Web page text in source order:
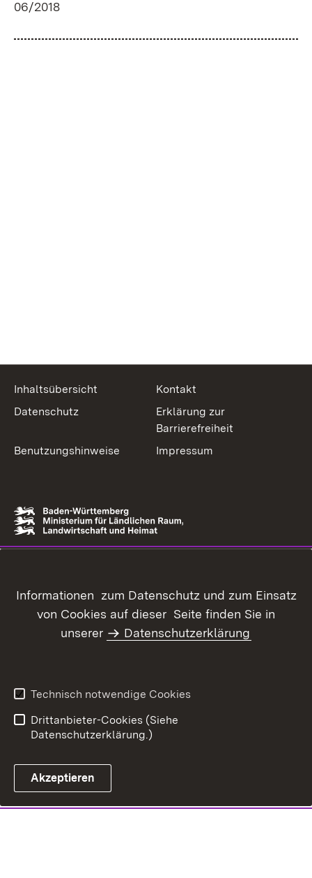
06/2018
Inhaltsübersicht
Kontakt
Datenschutz
Erklärung zur
Barrierefreiheit
Benutzungshinweise
Impressum
Informationen zum Datenschutz und zum Einsatz
von Cookies auf dieser Seite finden Sie in
unserer
Datenschutzerklärung
Technisch notwendige Cookies
Drittanbieter-Cookies (Siehe
Datenschutzerklärung.)
Akzeptieren